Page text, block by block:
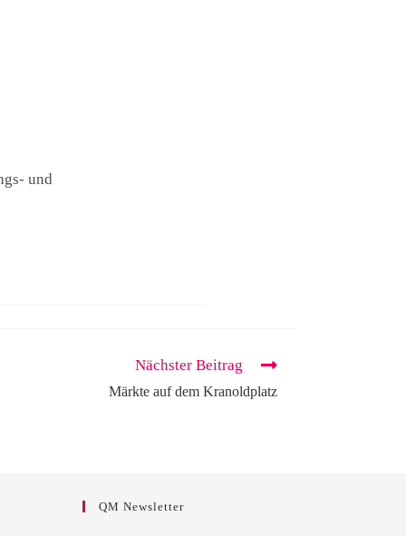
und
Nächster Beitrag
Märkte auf dem Kranoldplatz
QM Newsletter